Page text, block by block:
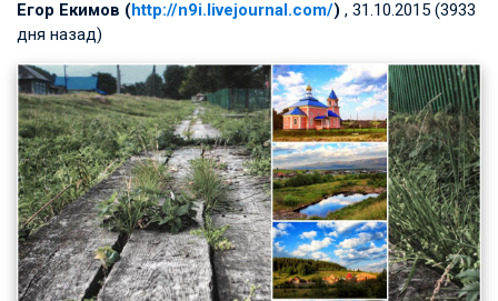
Егор Екимов (http://n9i.livejournal.com/) , 31.10.2015 (3933
дня назад)